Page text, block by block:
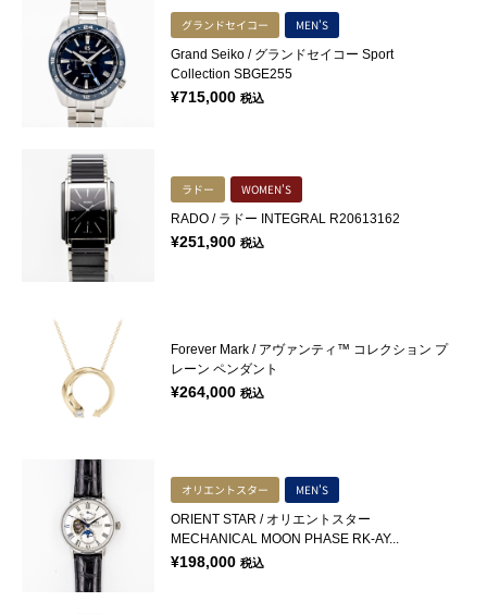
グランドセイコー MEN'S
Grand Seiko / グランドセイコー Sport
Collection SBGE255
¥715,000 税込
ラドー WOMEN'S
RADO / ラドー INTEGRAL R20613162
¥251,900 税込
Forever Mark / アヴァンティ™ コレクション プ
レーン ペンダント
¥264,000 税込
オリエントスター MEN'S
ORIENT STAR / オリエントスター
MECHANICAL MOON PHASE RK-AY...
¥198,000 税込